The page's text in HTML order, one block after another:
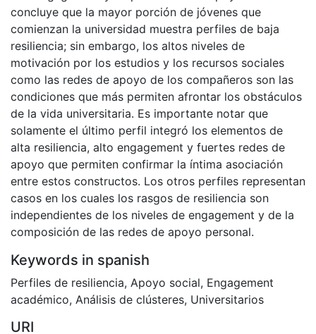
concluye que la mayor porción de jóvenes que
comienzan la universidad muestra perfiles de baja
resiliencia; sin embargo, los altos niveles de
motivación por los estudios y los recursos sociales
como las redes de apoyo de los compañeros son las
condiciones que más permiten afrontar los obstáculos
de la vida universitaria. Es importante notar que
solamente el último perfil integró los elementos de
alta resiliencia, alto engagement y fuertes redes de
apoyo que permiten confirmar la íntima asociación
entre estos constructos. Los otros perfiles representan
casos en los cuales los rasgos de resiliencia son
independientes de los niveles de engagement y de la
composición de las redes de apoyo personal.
Keywords in spanish
Perfiles de resiliencia, Apoyo social, Engagement
académico, Análisis de clústeres, Universitarios
URI